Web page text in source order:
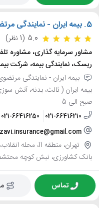
5. بیمه ایران - نمایندگی
5.0 (1 نظر)
مشاور سرمایه گذاری، مشاوره
ریسک، نمایندگی بیمه، شرکت
صبح الی 5...
021-66416210
021-66416250
تهران، منطقه 11،
بانک کشاورزی، نبش کوچه محتشم،
تماس